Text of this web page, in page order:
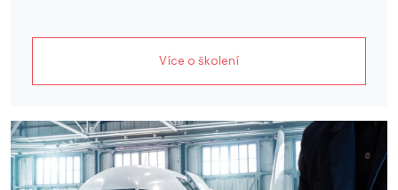
Více o školení